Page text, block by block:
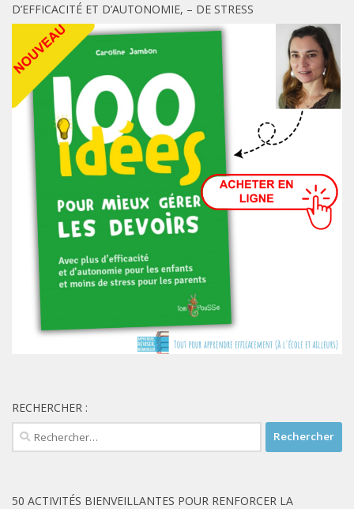
D’EFFICACITÉ ET D’AUTONOMIE, – DE STRESS
RECHERCHER :
Rechercher :
50 ACTIVITÉS BIENVEILLANTES POUR RENFORCER LA